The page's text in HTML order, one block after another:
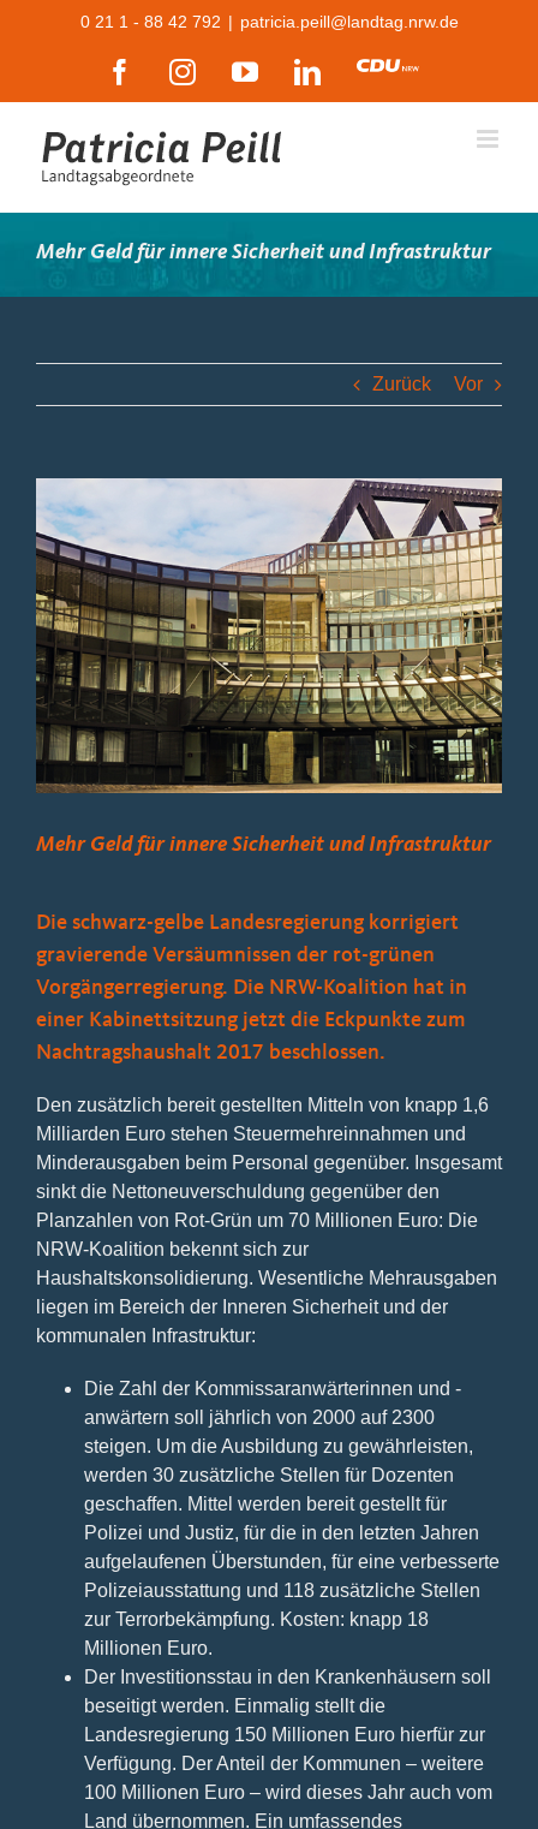
0 21 1 - 88 42 792 | patricia.peill@landtag.nrw.de
FacebookInstagramYouTubeLinkedIn
CDU
Mehr Geld für innere Sicherheit und Infrastruktur
Zurück Vor
grösseres
Bild
Mehr Geld für innere Sicherheit und Infrastruktur
Die schwarz-gelbe Landesregierung korrigiert
gravierende Versäumnissen der rot-grünen
Vorgängerregierung. Die NRW-Koalition hat in
einer Kabinettsitzung jetzt die Eckpunkte zum
Nachtragshaushalt 2017 beschlossen.
Den zusätzlich bereit gestellten Mitteln von knapp 1,6
Milliarden Euro stehen Steuermehreinnahmen und
Minderausgaben beim Personal gegenüber. Insgesamt
sinkt die Nettoneuverschuldung gegenüber den
Planzahlen von Rot-Grün um 70 Millionen Euro: Die
NRW-Koalition bekennt sich zur
Haushaltskonsolidierung. Wesentliche Mehrausgaben
liegen im Bereich der Inneren Sicherheit und der
kommunalen Infrastruktur:
Die Zahl der Kommissaranwärterinnen und -
anwärtern soll jährlich von 2000 auf 2300
steigen. Um die Ausbildung zu gewährleisten,
werden 30 zusätzliche Stellen für Dozenten
geschaffen. Mittel werden bereit gestellt für
Polizei und Justiz, für die in den letzten Jahren
aufgelaufenen Überstunden, für eine verbesserte
Polizeiausstattung und 118 zusätzliche Stellen
zur Terrorbekämpfung. Kosten: knapp 18
Millionen Euro.
Der Investitionsstau in den Krankenhäusern soll
beseitigt werden. Einmalig stellt die
Landesregierung 150 Millionen Euro hierfür zur
Verfügung. Der Anteil der Kommunen – weitere
100 Millionen Euro – wird dieses Jahr auch vom
Land übernommen. Ein umfassendes